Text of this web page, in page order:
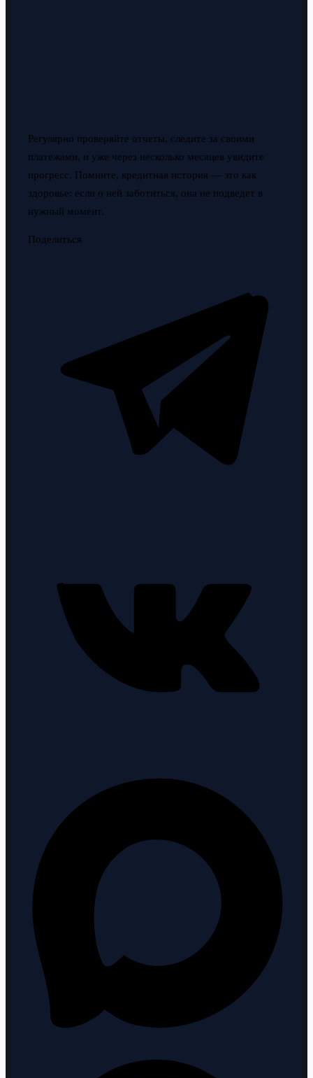
Регулярно проверяйте отчеты, следите за своими
платежами, и уже через несколько месяцев увидите
прогресс. Помните, кредитная история — это как
здоровье: если о ней заботиться, она не подведет в
нужный момент.
Поделиться